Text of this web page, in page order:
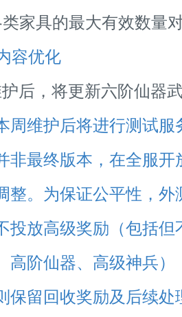
类家具的最大有效数量
容优化
，将更新六阶仙器
周维护后将进行测试
非最终版本，在全服
整。为保证公平性，
投放高级奖励（包括但
高阶仙器、高级神兵
保留回收奖励及后续处